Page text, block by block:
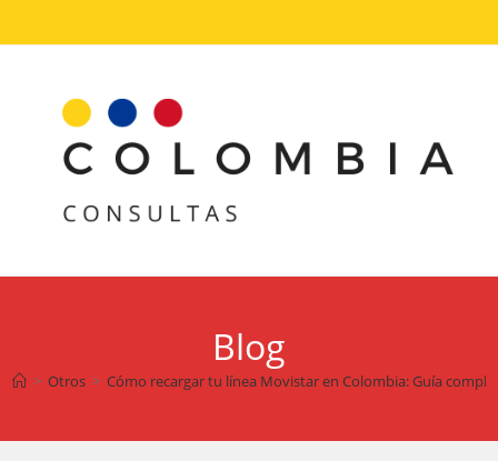
al
Blog
> Otros > Cómo recargar tu línea Movistar en Colombia: Guía